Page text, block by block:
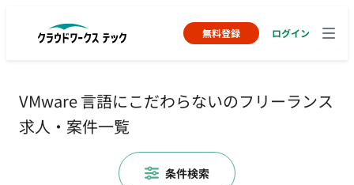
無料登録 ログイン
VMware 言語にこだわらないのフリーランス
求人・案件一覧
条件検索